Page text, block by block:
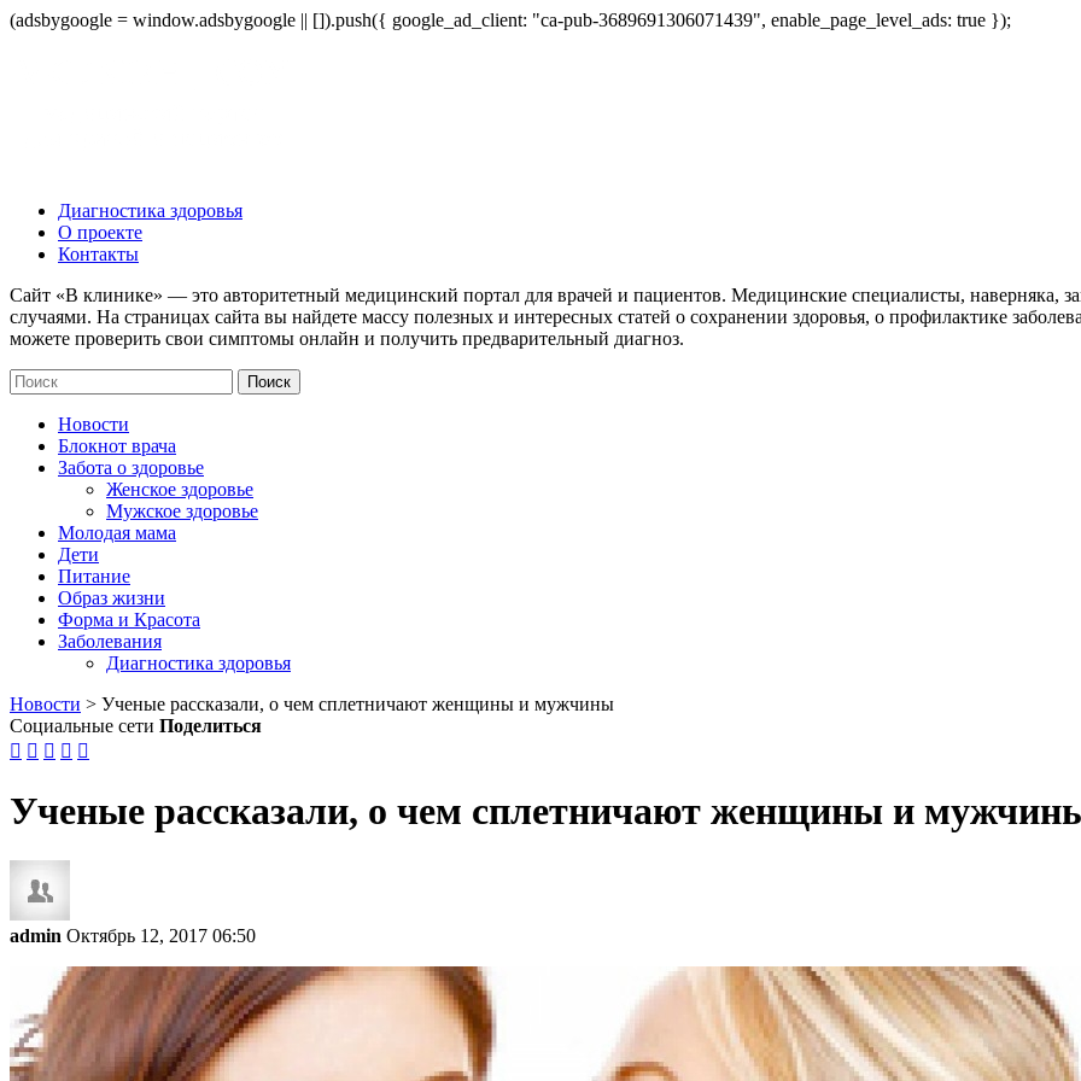
(adsbygoogle = window.adsbygoogle || []).push({ google_ad_client: "ca-pub-3689691306071439", enable_page_level_ads: true });
Диагностика здоровья
О проекте
Контакты
Сайт «В клинике» — это авторитетный медицинский портал для врачей и пациентов. Медицинские специалисты, наверняка,
случаями. На страницах сайта вы найдете массу полезных и интересных статей о сохранении здоровья, о профилактике
можете проверить свои симптомы онлайн и получить предварительный диагноз.
Новости
Блокнот врача
Забота о здоровье
Женское здоровье
Мужское здоровье
Молодая мама
Дети
Питание
Образ жизни
Форма и Красота
Заболевания
Диагностика здоровья
Новости > Ученые рассказали, о чем сплетничают женщины и мужчины
Социальные сети Поделиться
    
Ученые рассказали, о чем сплетничают женщины и
admin Октябрь 12, 2017 06:50